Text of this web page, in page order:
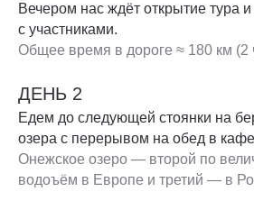
Вечером нас ждёт открытие тура
с участниками.
Общее время в дороге ≈ 180 км (2
ДЕНЬ 2
Едем до следующей стоянки на
озера с перерывом на обед в
Онежское озеро — второй по
водоъём в Европе и третий — в